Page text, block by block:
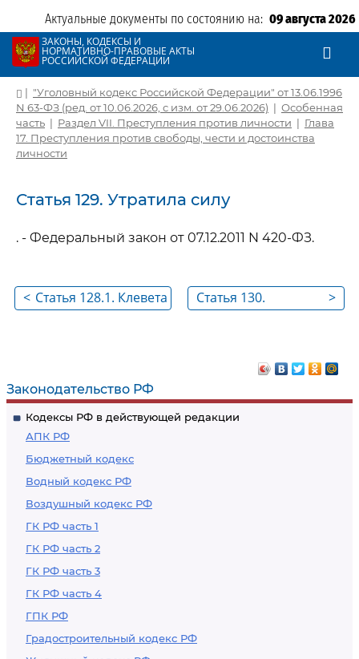
Актуальные документы по состоянию на: 09 августа 2026
ЗАКОНЫ, КОДЕКСЫ И
НОРМАТИВНО-ПРАВОВЫЕ АКТЫ
РОССИЙСКОЙ ФЕДЕРАЦИИ
Законодательство РФ
Кодексы РФ в действующей редакции
АПК РФ
Бюджетный кодекс
Водный кодекс РФ
Воздушный кодекс РФ
ГК РФ часть 1
ГК РФ часть 2
ГК РФ часть 3
ГК РФ часть 4
ГПК РФ
Градостроительный кодекс РФ
| "Уголовный кодекс Российской Федерации" от 13.06.1996
N 63-ФЗ (ред. от 10.06.2026, с изм. от 29.06.2026) | Особенная
часть | Раздел VII. Преступления против личности | Глава
17. Преступления против свободы, чести и достоинства
личности
Статья 129. Утратила силу
. - Федеральный закон от 07.12.2011 N 420-ФЗ.
< Статья 128.1. Клевета >
Статья 130.